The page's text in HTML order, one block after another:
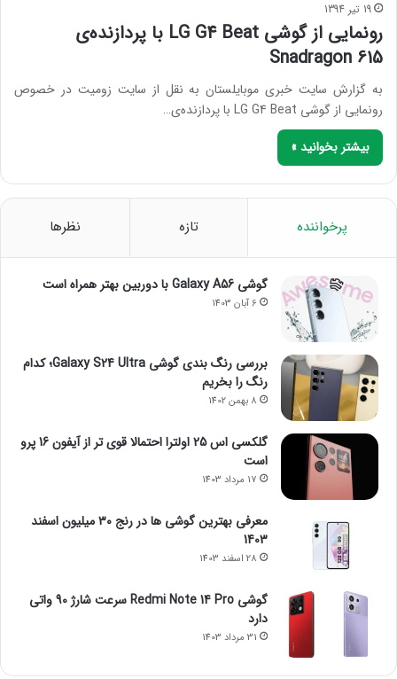
19 تیر 1394
رونمایی از گوشی LG G4 Beat با پردازنده‌ی
Snadragon 615
به گزارش سایت خبری موبایلستان به نقل از سایت زومیت در خصوص
رونمایی از گوشی LG G4 Beat با پردازنده‌ی…
بیشتر بخوانید »
پرخواننده تازه نظرها
گوشی Galaxy A56 با دوربین بهتر همراه است
6 آبان 1403
بررسی رنگ بندی گوشی Galaxy S24 Ultra؛ کدام
رنگ را بخریم
8 بهمن 1402
گلکسی اس 25 اولترا احتمالا قوی تر از آیفون 16 پرو
است
17 مرداد 1403
معرفی بهترین گوشی ها در رنج ۳۰ میلیون اسفند
1403
28 اسفند 1403
گوشی Redmi Note 14 Pro سرعت شارژ 90 واتی
دارد
31 مرداد 1403